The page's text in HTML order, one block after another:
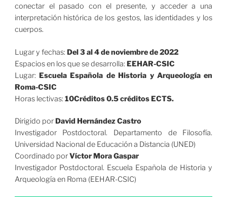
conectar el pasado con el presente, y acceder a una
interpretación histórica de los gestos, las identidades y los
cuerpos.
Lugar y fechas: Del 3 al 4 de noviembre de 2022
Espacios en los que se desarrolla: EEHAR-CSIC
Lugar:Escuela Española de Historia y Arqueología en
Roma-CSIC
Horas lectivas: 10Créditos 0.5 créditos ECTS.
Dirigido por David Hernández Castro
Investigador Postdoctoral. Departamento de Filosofía.
Universidad Nacional de Educación a Distancia (UNED)
Coordinado porVíctor Mora Gaspar
Investigador Postdoctoral. Escuela Española de Historia y
Arqueología en Roma (EEHAR-CSIC)